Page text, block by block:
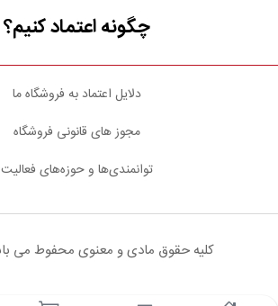
چگونه اعتماد کنیم؟
دلایل اعتماد به فروشگاه ما
مجوز های قانونی فروشگاه
توانمندی‌ها و حوزه‌های فعالیت
کلیه حقوق مادی و معنوی محفوط می